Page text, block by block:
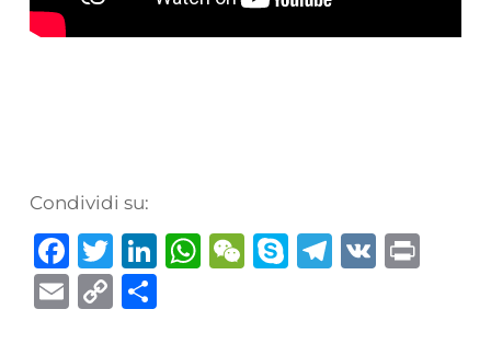
Condividi su:
Facebook
Twitter
LinkedIn
WhatsApp
WeChat
SkypeVK
Email
CopyCondividi